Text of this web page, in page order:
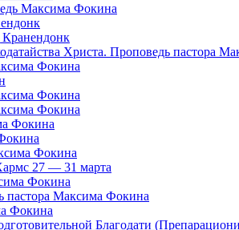
Максима Фокина
Христа. Проповедь пастора
Фокина
Фокина
Фокина
Фокина
Фокина
27 — 31 марта
Фокина
пастора Максима Фокина
Фокина
Благодати